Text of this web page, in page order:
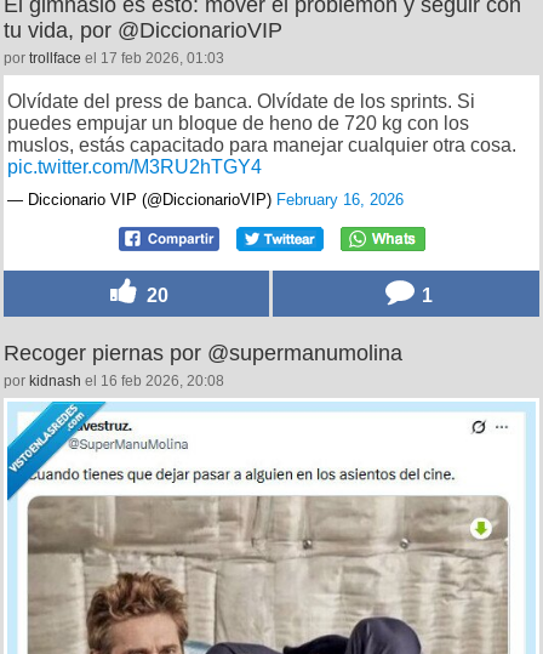
El gimnasio es esto: mover el problemón y seguir con
tu vida, por @DiccionarioVIP
por trollface el 17 feb 2026, 01:03
Olvídate del press de banca. Olvídate de los sprints. Si
puedes empujar un bloque de heno de 720 kg con los
muslos, estás capacitado para manejar cualquier otra cosa.
pic.twitter.com/M3RU2hTGY4
— Diccionario VIP (@DiccionarioVIP) February 16, 2026
20 1
Recoger piernas por @supermanumolina
por kidnash el 16 feb 2026, 20:08